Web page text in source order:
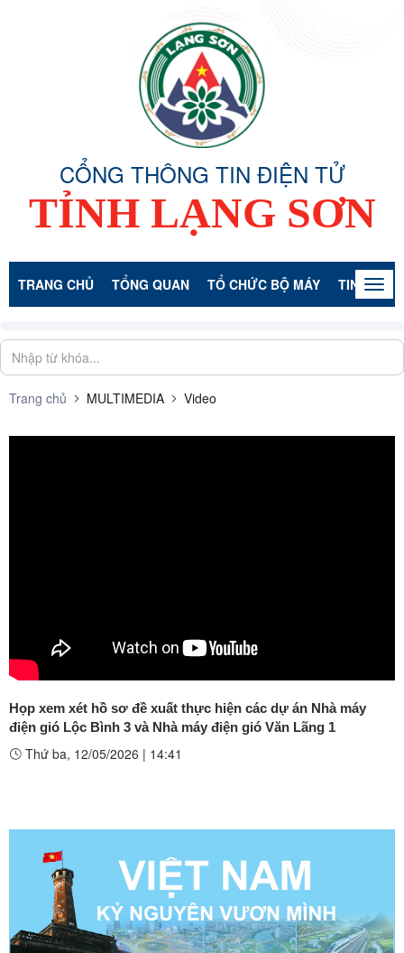
CỔNG THÔNG TIN ĐIỆN TỬ
TỈNH LẠNG SƠN
TRANG CHỦ TỔNG QUAN TỔ CHỨC BỘ MÁY TIN TỨC -
Trang chủ MULTIMEDIA Video
Họp xem xét hồ sơ đề xuất thực hiện các dự án Nhà máy
điện gió Lộc Bình 3 và Nhà máy điện gió Văn Lãng 1
Thứ ba, 12/05/2026 | 14:41